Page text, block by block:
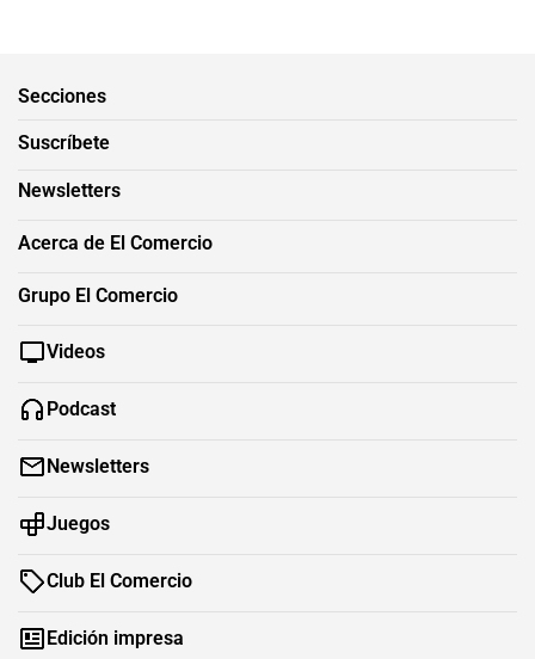
Secciones
Suscríbete
Newsletters
Acerca de El Comercio
Grupo El Comercio
Videos
Podcast
Newsletters
Juegos
Club El Comercio
Edición impresa